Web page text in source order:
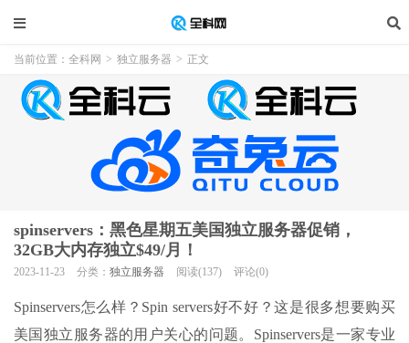
当前位置： 全科网 > 独立服务器 > 正文
spinservers：黑色星期五美国独立服务器促销，
32GB大内存独立$49/月！
2023-11-23 分类： 独立服务器 阅读(137) 评论(0)
Spinservers怎么样？Spin servers好不好？这是很多想要购买
美国独立服务器的用户关心的问题。Spinservers是一家专业